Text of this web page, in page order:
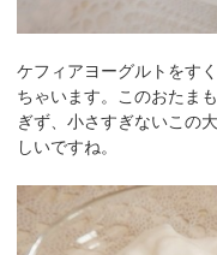
ケフィアヨーグルトをす
ちゃいます。このおたま
ぎず、小さすぎないこの
しいですね。